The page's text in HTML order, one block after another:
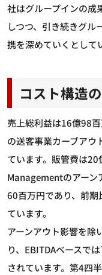
社はグループインの成
しつつ、引き続きグル
携を深めていくとして
コスト構造
売上総利益は16億98
の送客事業カーブアウ
ています。販管費は
Managementのアーン
60百万円であり、前
ています。
アーンアウト影響を除
り、EBITDAベースで
されています。第4四